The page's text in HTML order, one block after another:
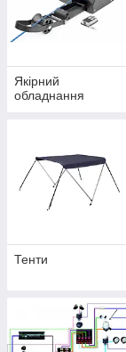
Якірний
обладнання
Тенти